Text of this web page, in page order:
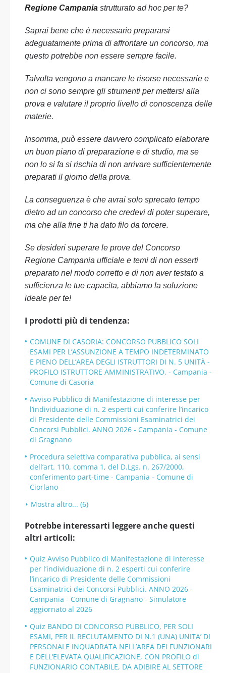
Regione Campania strutturato ad hoc per te?
Saprai bene che è necessario prepararsi
adeguatamente prima di affrontare un concorso, ma
questo potrebbe non essere sempre facile.
Talvolta vengono a mancare le risorse necessarie e
non ci sono sempre gli strumenti per mettersi alla
prova e valutare il proprio livello di conoscenza delle
materie.
Insomma, può essere davvero complicato elaborare
un buon piano di preparazione e di studio, ma se
non lo si fa si rischia di non arrivare sufficientemente
preparati il giorno della prova.
La conseguenza è che avrai solo sprecato tempo
dietro ad un concorso che credevi di poter superare,
ma che alla fine ti ha dato filo da torcere.
Se desideri superare le prove del Concorso
Regione Campania ufficiale e temi di non esserti
preparato nel modo corretto e di non aver testato a
sufficienza le tue capacita, abbiamo la soluzione
ideale per te!
I prodotti più di tendenza:
COMUNE DI CASORIA: CONCORSO PUBBLICO SOLI
ESAMI PER L’ASSUNZIONE A TEMPO INDETERMINATO
E PIENO DELL’AREA DEGLI ISTRUTTORI DI N. 5 UNITÀ -
PROFILO ISTRUTTORE AMMINISTRATIVO. - Campania -
Comune di Casoria
Avviso Pubblico di Manifestazione di interesse per
l’individuazione di n. 2 esperti cui conferire l’incarico
di Presidente delle Commissioni Esaminatrici dei
Concorsi Pubblici. ANNO 2026 - Campania - Comune
di Gragnano
Procedura selettiva comparativa pubblica, ai sensi
dell’art. 110, comma 1, del D.Lgs. n. 267/2000,
conferimento part-time - Campania - Comune di
Ciorlano
Mostra altro... (6)
Potrebbe interessarti leggere anche questi
altri articoli:
Quiz Avviso Pubblico di Manifestazione di interesse
per l’individuazione di n. 2 esperti cui conferire
l’incarico di Presidente delle Commissioni
Esaminatrici dei Concorsi Pubblici. ANNO 2026 -
Campania - Comune di Gragnano - Simulatore
aggiornato al 2026
Quiz BANDO DI CONCORSO PUBBLICO, PER SOLI
ESAMI, PER IL RECLUTAMENTO DI N.1 (UNA) UNITA’ DI
PERSONALE INQUADRATA NELL’AREA DEI FUNZIONARI
E DELL’ELEVATA QUALIFICAZIONE, CON PROFILO di
FUNZIONARIO CONTABILE, DA ADIBIRE AL SETTORE